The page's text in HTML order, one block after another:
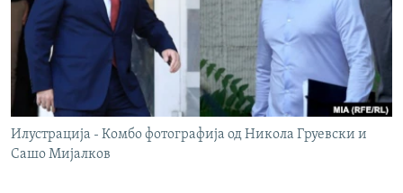
РСЕ веб страници
Илустрација - Комбо фотографија од Никола Груевски и
Сашо Мијалков